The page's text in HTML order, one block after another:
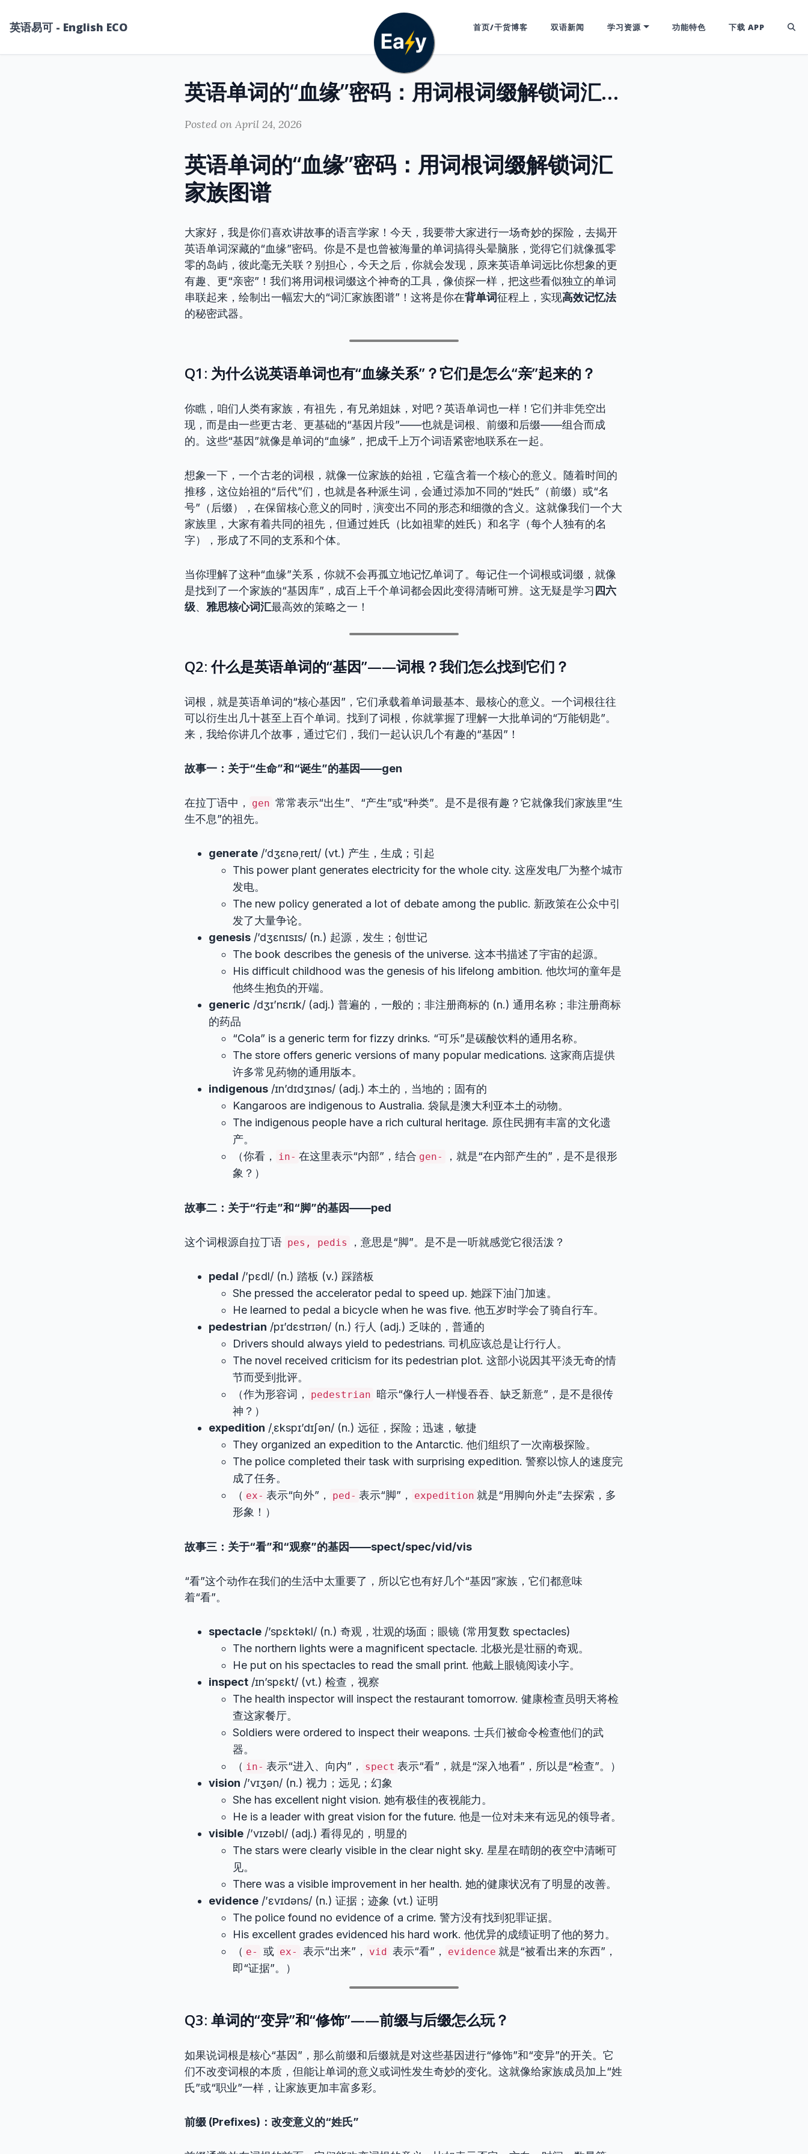
英语易可 - English ECO 首页/干货博客 双语新闻 学习资源 功能特色 下载 APP
英语单词的“血缘”密码：用词根词缀解锁词汇家族图谱
Posted on April 24, 2026
英语单词的“血缘”密码：用词根词缀解锁词汇
家族图谱
大家好，我是你们喜欢讲故事的语言学家！今天，我要带大家进行一场奇妙的探险，去揭开
英语单词深藏的“血缘”密码。你是不是也曾被海量的单词搞得头晕脑胀，觉得它们就像孤零
零的岛屿，彼此毫无关联？别担心，今天之后，你就会发现，原来英语单词远比你想象的更
有趣、更“亲密”！我们将用词根词缀这个神奇的工具，像侦探一样，把这些看似独立的单词
串联起来，绘制出一幅宏大的“词汇家族图谱”！这将是你在背单词征程上，实现高效记忆法
的秘密武器。
Q1: 为什么说英语单词也有“血缘关系”？它们是怎么“亲”起来的？
你瞧，咱们人类有家族，有祖先，有兄弟姐妹，对吧？英语单词也一样！它们并非凭空出
现，而是由一些更古老、更基础的“基因片段”——也就是词根、前缀和后缀——组合而成
的。这些“基因”就像是单词的“血缘”，把成千上万个词语紧密地联系在一起。
想象一下，一个古老的词根，就像一位家族的始祖，它蕴含着一个核心的意义。随着时间的
推移，这位始祖的“后代”们，也就是各种派生词，会通过添加不同的“姓氏”（前缀）或“名
号”（后缀），在保留核心意义的同时，演变出不同的形态和细微的含义。这就像我们一个大
家族里，大家有着共同的祖先，但通过姓氏（比如祖辈的姓氏）和名字（每个人独有的名
字），形成了不同的支系和个体。
当你理解了这种“血缘”关系，你就不会再孤立地记忆单词了。每记住一个词根或词缀，就像
是找到了一个家族的“基因库”，成百上千个单词都会因此变得清晰可辨。这无疑是学习四六
级、 雅思核心词汇最高效的策略之一！
Q2: 什么是英语单词的“基因”——词根？我们怎么找到它们？
词根，就是英语单词的“核心基因”，它们承载着单词最基本、最核心的意义。一个词根往往
可以衍生出几十甚至上百个单词。找到了词根，你就掌握了理解一大批单词的“万能钥匙”。
来，我给你讲几个故事，通过它们，我们一起认识几个有趣的“基因”！
故事一：关于“生命”和“诞生”的基因——gen
在拉丁语中， gen 常常表示“出生”、“产生”或“种类”。是不是很有趣？它就像我们家族里“生
生不息”的祖先。
generate /’dʒɛnəˌreɪt/ (vt.) 产生，生成；引起
This power plant generates electricity for the whole city. 这座发电厂为整个城市
发电。
The new policy generated a lot of debate among the public. 新政策在公众中引
发了大量争论。
genesis /’dʒɛnɪsɪs/ (n.) 起源，发生；创世记
The book describes the genesis of the universe. 这本书描述了宇宙的起源。
His difficult childhood was the genesis of his lifelong ambition. 他坎坷的童年是
他终生抱负的开端。
generic /dʒɪ’nɛrɪk/ (adj.) 普遍的，一般的；非注册商标的 (n.) 通用名称；非注册商标
的药品
“Cola” is a generic term for fizzy drinks. “可乐”是碳酸饮料的通用名称。
The store offers generic versions of many popular medications. 这家商店提供
许多常见药物的通用版本。
indigenous /ɪn’dɪdʒɪnəs/ (adj.) 本土的，当地的；固有的
Kangaroos are indigenous to Australia. 袋鼠是澳大利亚本土的动物。
The indigenous people have a rich cultural heritage. 原住民拥有丰富的文化遗
产。
（你看，
in- 在这里表示“内部”，结合 gen-
，就是“在内部产生的”，是不是很形
象？）
故事二：关于“行走”和“脚”的基因——ped
这个词根源自拉丁语 pes, pedis ，意思是“脚”。是不是一听就感觉它很活泼？
pedal /’pɛdl/ (n.) 踏板 (v.) 踩踏板
She pressed the accelerator pedal to speed up. 她踩下油门加速。
He learned to pedal a bicycle when he was five. 他五岁时学会了骑自行车。
pedestrian /pɪ’dɛstrɪən/ (n.) 行人 (adj.) 乏味的，普通的
Drivers should always yield to pedestrians. 司机应该总是让行行人。
The novel received criticism for its pedestrian plot. 这部小说因其平淡无奇的情
节而受到批评。
（作为形容词，
pedestrian 暗示“像行人一样慢吞吞、缺乏新意”，是不是很传
神？）
expedition /ˌɛkspɪ’dɪʃən/ (n.) 远征，探险；迅速，敏捷
They organized an expedition to the Antarctic. 他们组织了一次南极探险。
The police completed their task with surprising expedition. 警察以惊人的速度完
成了任务。
（ ex- 表示“向外”， ped- 表示“脚”， expedition 就是“用脚向外走”去探索，多
形象！）
故事三：关于“看”和“观察”的基因——spect/spec/vid/vis
“看”这个动作在我们的生活中太重要了，所以它也有好几个“基因”家族，它们都意味
着“看”。
spectacle /’spɛktəkl/ (n.) 奇观，壮观的场面；眼镜 (常用复数 spectacles)
The northern lights were a magnificent spectacle. 北极光是壮丽的奇观。
He put on his spectacles to read the small print. 他戴上眼镜阅读小字。
inspect /ɪn’spɛkt/ (vt.) 检查，视察
The health inspector will inspect the restaurant tomorrow. 健康检查员明天将检
查这家餐厅。
Soldiers were ordered to inspect their weapons. 士兵们被命令检查他们的武
器。
（ in- 表示“进入、向内”， spect 表示“看”，就是“深入地看”，所以是“检查”。）
vision /’vɪʒən/ (n.) 视力；远见；幻象
She has excellent night vision. 她有极佳的夜视能力。
He is a leader with great vision for the future. 他是一位对未来有远见的领导者。
visible /’vɪzəbl/ (adj.) 看得见的，明显的
The stars were clearly visible in the clear night sky. 星星在晴朗的夜空中清晰可
见。
There was a visible improvement in her health. 她的健康状况有了明显的改善。
evidence /’ɛvɪdəns/ (n.) 证据；迹象 (vt.) 证明
The police found no evidence of a crime. 警方没有找到犯罪证据。
His excellent grades evidenced his hard work. 他优异的成绩证明了他的努力。
（ e- 或 ex- 表示“出来”， vid 表示“看”， evidence 就是“被看出来的东西”，
即“证据”。）
Q3: 单词的“变异”和“修饰”——前缀与后缀怎么玩？
如果说词根是核心“基因”，那么前缀和后缀就是对这些基因进行“修饰”和“变异”的开关。它
们不改变词根的本质，但能让单词的意义或词性发生奇妙的变化。这就像给家族成员加上“姓
氏”或“职业”一样，让家族更加丰富多彩。
前缀 (Prefixes)：改变意义的“姓氏”